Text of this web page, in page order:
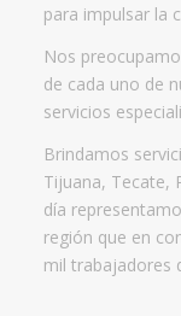
para impulsar la
Nos
de cada uno de
servicios
Brindamos
Tijuana, Tecate,
día
región que en
mil trabajadores